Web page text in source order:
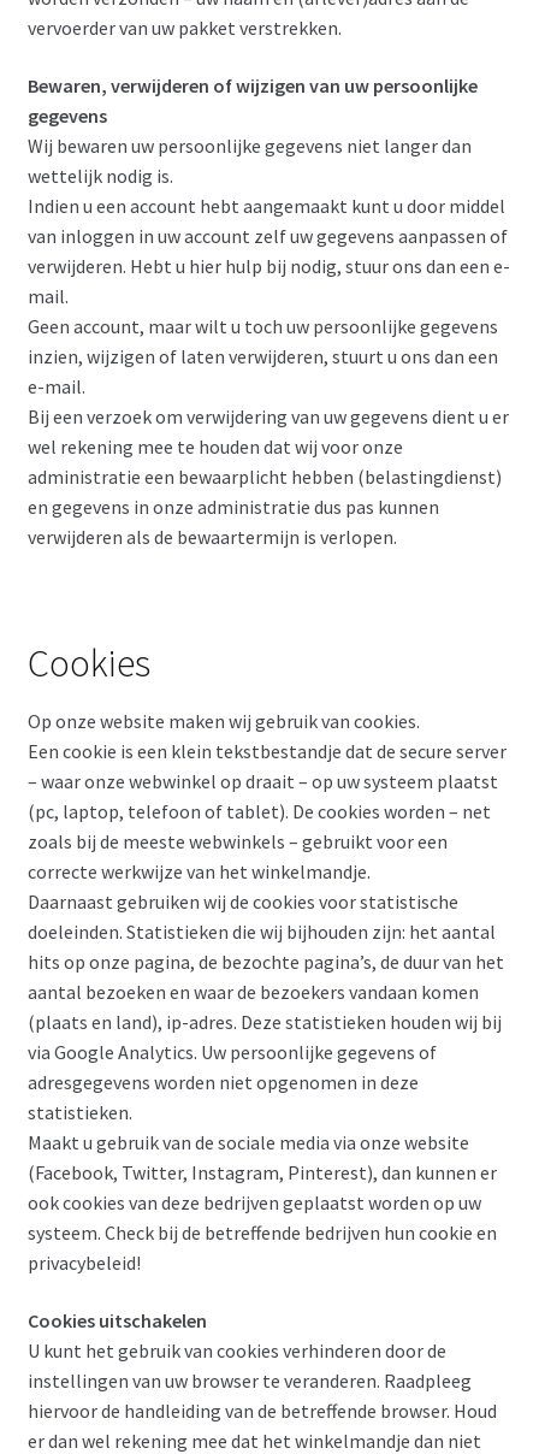
vervoerder van uw pakket verstrekken.
Bewaren, verwijderen of wijzigen van uw persoonlijke
gegevens
Wij bewaren uw persoonlijke gegevens niet langer dan
wettelijk nodig is.
Indien u een account hebt aangemaakt kunt u door middel
van inloggen in uw account zelf uw gegevens aanpassen of
verwijderen. Hebt u hier hulp bij nodig, stuur ons dan een e-
mail.
Geen account, maar wilt u toch uw persoonlijke gegevens
inzien, wijzigen of laten verwijderen, stuurt u ons dan een
e-mail.
Bij een verzoek om verwijdering van uw gegevens dient u er
wel rekening mee te houden dat wij voor onze
administratie een bewaarplicht hebben (belastingdienst)
en gegevens in onze administratie dus pas kunnen
verwijderen als de bewaartermijn is verlopen.
Cookies
Op onze website maken wij gebruik van cookies.
Een cookie is een klein tekstbestandje dat de secure server
– waar onze webwinkel op draait – op uw systeem plaatst
(pc, laptop, telefoon of tablet). De cookies worden – net
zoals bij de meeste webwinkels – gebruikt voor een
correcte werkwijze van het winkelmandje.
Daarnaast gebruiken wij de cookies voor statistische
doeleinden. Statistieken die wij bijhouden zijn: het aantal
hits op onze pagina, de bezochte pagina’s, de duur van het
aantal bezoeken en waar de bezoekers vandaan komen
(plaats en land), ip-adres. Deze statistieken houden wij bij
via Google Analytics. Uw persoonlijke gegevens of
adresgegevens worden niet opgenomen in deze
statistieken.
Maakt u gebruik van de sociale media via onze website
(Facebook, Twitter, Instagram, Pinterest), dan kunnen er
ook cookies van deze bedrijven geplaatst worden op uw
systeem. Check bij de betreffende bedrijven hun cookie en
privacybeleid!
Cookies uitschakelen
U kunt het gebruik van cookies verhinderen door de
instellingen van uw browser te veranderen. Raadpleeg
hiervoor de handleiding van de betreffende browser. Houd
er dan wel rekening mee dat het winkelmandje dan niet